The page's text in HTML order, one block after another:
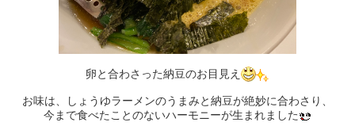
卵と合わさった納豆のお目見え
お味は、しょうゆラーメンのうまみと納豆が絶妙に合わさり、
今まで食べたことのないハーモニーが生まれました